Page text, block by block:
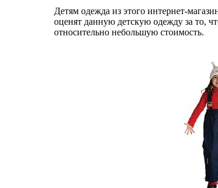
Детям одежда из этого интернет-
оценят данную детскую одежду за то,
относительно небольшую стоимость.